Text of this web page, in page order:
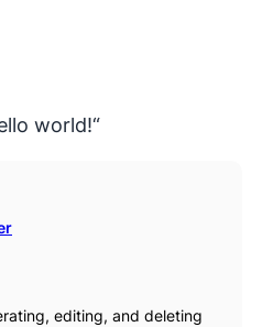
world!“
editing, and deleting